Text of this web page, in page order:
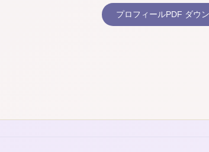
プロフィールPDF ダウ